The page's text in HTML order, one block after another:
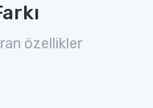
özellikler